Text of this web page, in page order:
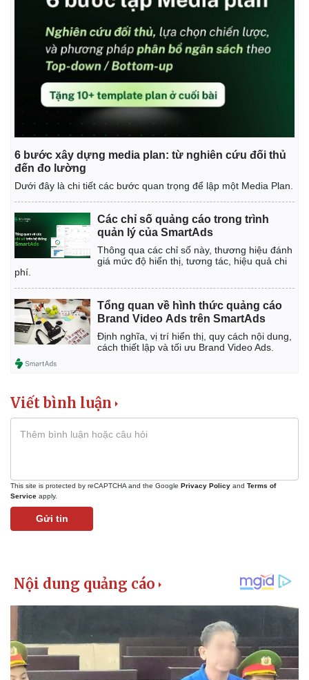
6 bước xây dựng media plan: từ nghiên cứu đối thủ
đến đo lường
Dưới đây là chi tiết các bước quan trọng để lập một Media Plan.
Các chỉ số quảng cáo trong trình
quản lý của SmartAds
Thông qua các chỉ số này, thương hiệu đánh
giá mức độ hiển thị, tương tác, hiệu quả chi
phí.
Tổng quan về hình thức quảng cáo
Brand Video Ads trên SmartAds
Định nghĩa, vị trí hiển thị, quy cách nội dung,
cách thiết lập và tối ưu Brand Video Ads.
Viết bình luận
This site is protected by reCAPTCHA and the Google Privacy Policy and Terms of
Service apply.
Gửi tin